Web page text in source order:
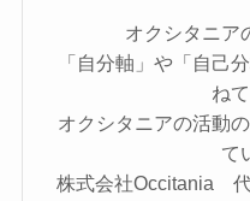
オクシタニア
「自分軸」や「自己
ね
オクシタニアの活動
て
株式会社Occitania